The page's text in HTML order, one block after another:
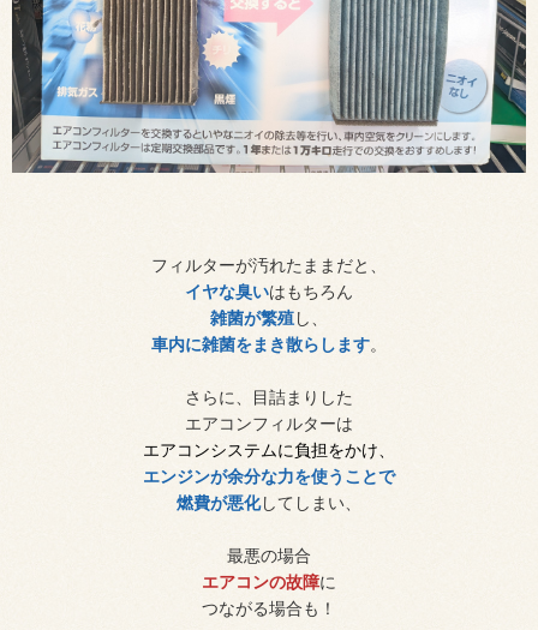
フィルターが汚れたままだと、
イヤな臭いはもちろん
雑菌が繁殖し、
車内に雑菌をまき散らします。
さらに、目詰まりした
エアコンフィルターは
エアコンシステムに負担をかけ、
エンジンが余分な力を使うことで
燃費が悪化してしまい、
最悪の場合
エアコンの故障に
つながる場合も！